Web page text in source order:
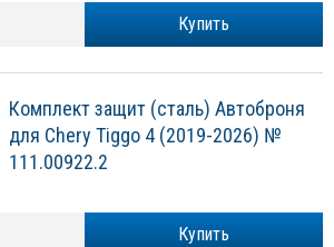
Купить
Комплект защит (сталь) Автоброня
для Chery Tiggo 4 (2019-2026) №
111.00922.2
Купить